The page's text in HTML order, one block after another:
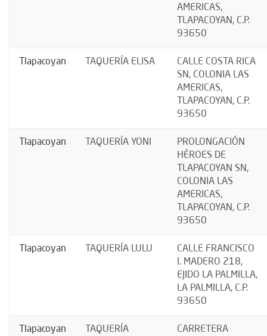
AMERICAS,
TLAPACOYAN, C.P.
93650
Tlapacoyan TAQUERÍA ELISA
CALLE COSTA RICA
SN, COLONIA LAS
AMERICAS,
TLAPACOYAN, C.P.
93650
Tlapacoyan TAQUERÍA YONI
PROLONGACIÓN
HÉROES DE
TLAPACOYAN SN,
COLONIA LAS
AMERICAS,
TLAPACOYAN, C.P.
93650
Tlapacoyan TAQUERÍA LULU
CALLE FRANCISCO
I. MADERO 218,
EJIDO LA PALMILLA,
LA PALMILLA, C.P.
93650
Tlapacoyan
TAQUERÍA
CARRETERA